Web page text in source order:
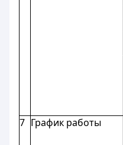
7 График работы